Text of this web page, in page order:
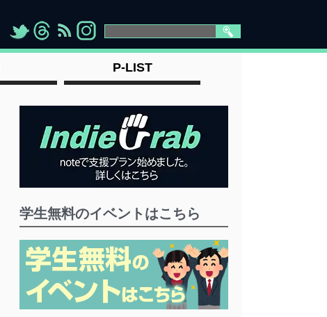
"> "> "> " >
P-LIST
学生無料のイベントはこちら